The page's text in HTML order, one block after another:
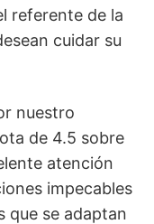
referente de la
cuidar su
nuestro
de 4.5 sobre
atención
impecables
que se adaptan